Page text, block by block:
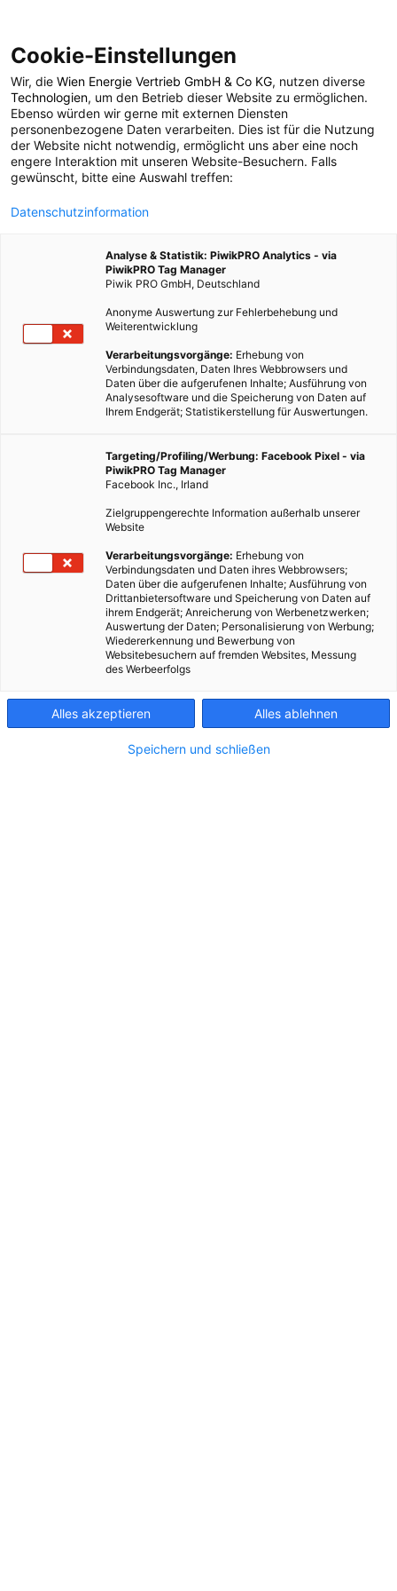
POSTS BY TAG
Monash University
1 BEITRAG
Cookie-Einstellungen
Wir, die Wien Energie Vertrieb GmbH & Co KG, nutzen diverse
Technologien, um den Betrieb dieser Website zu ermöglichen.
Ebenso würden wir gerne mit externen Diensten
personenbezogene Daten verarbeiten. Dies ist für die Nutzung
der Website nicht notwendig, ermöglicht uns aber eine noch
engere Interaktion mit unseren Website-Besuchern. Falls
gewünscht, bitte eine Auswahl treffen:
Datenschutzinformation
Analyse & Statistik: PiwikPRO Analytics - via
PiwikPRO Tag Manager
Piwik PRO GmbH, Deutschland
Anonyme Auswertung zur Fehlerbehebung und
Weiterentwicklung
Verarbeitungsvorgänge: Erhebung von
Verbindungsdaten, Daten Ihres Webbrowsers und
Daten über die aufgerufenen Inhalte; Ausführung von
Analysesoftware und die Speicherung von Daten auf
Ihrem Endgerät; Statistikerstellung für Auswertungen.
Targeting/Profiling/Werbung: Facebook Pixel - via
PiwikPRO Tag Manager
Facebook Inc., Irland
Zielgruppengerechte Information außerhalb unserer
Website
Verarbeitungsvorgänge: Erhebung von
Verbindungsdaten und Daten ihres Webbrowsers;
Daten über die aufgerufenen Inhalte; Ausführung von
Drittanbietersoftware und Speicherung von Daten auf
ihrem Endgerät; Anreicherung von Werbenetzwerken;
Auswertung der Daten; Personalisierung von Werbung;
Wiedererkennung und Bewerbung von
Websitebesuchern auf fremden Websites, Messung
des Werbeerfolgs
Alles akzeptieren Alles ablehnen
Speichern und schließen